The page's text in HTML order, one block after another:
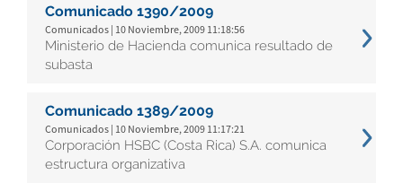
Comunicado 1390/2009
Comunicados | 10 Noviembre, 2009 11:18:56
Ministerio de Hacienda comunica resultado de
subasta
Comunicado 1389/2009
Comunicados | 10 Noviembre, 2009 11:17:21
Corporación HSBC (Costa Rica) S.A. comunica
estructura organizativa